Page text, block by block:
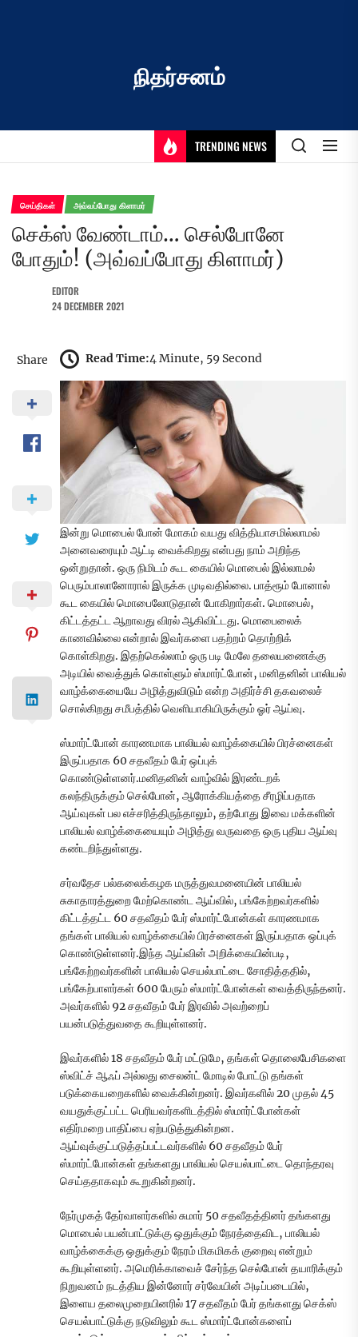
நிதர்சனம்
TRENDING NEWS
செய்திகள் அவ்வப்போது கிளாமர்
செக்ஸ் வேண்டாம்… செல்போனே
போதும்! (அவ்வப்போது கிளாமர்)
EDITOR
24 DECEMBER 2021
Share Read Time:4 Minute, 59 Second
இன்று மொபைல் போன் மோகம் வயது வித்தியாசமில்லாமல்
அனைவரையும் ஆட்டி வைக்கிறது என்பது நாம் அறிந்த
ஒன்றுதான். ஒரு நிமிடம் கூட கையில் மொபைல் இல்லாமல்
பெரும்பாலானோரால் இருக்க முடிவதில்லை. பாத்ரூம் போனால்
கூட கையில் மொபைலோடுதான் போகிறார்கள். மொபைல்,
கிட்டத்தட்ட ஆறாவது விரல் ஆகிவிட்டது. மொபைலைக்
காணவில்லை என்றால் இவர்களை பதற்றம் தொற்றிக்
கொள்கிறது. இதற்கெல்லாம் ஒரு படி மேலே தலையணைக்கு
அடியில் வைத்துக் கொள்ளும் ஸ்மார்ட்போன், மனிதனின் பாலியல்
வாழ்க்கையையே அழித்துவிடும் என்ற அதிர்ச்சி தகவலைச்
சொல்கிறது சமீபத்தில் வெளியாகியிருக்கும் ஓர் ஆய்வு.
ஸ்மார்ட்போன் காரணமாக பாலியல் வாழ்க்கையில் பிரச்னைகள்
இருப்பதாக 60 சதவீதம் பேர் ஒப்புக்
கொண்டுள்ளனர்.மனிதனின் வாழ்வில் இரண்டறக்
கலந்திருக்கும் செல்போன், ஆரோக்கியத்தை சீரழிப்பதாக
ஆய்வுகள் பல எச்சரித்திருந்தாலும், தற்போது இவை மக்களின்
பாலியல் வாழ்க்கையையும் அழித்து வருவதை ஒரு புதிய ஆய்வு
கண்டறிந்துள்ளது.
சர்வதேச பல்கலைக்கழக மருத்துவமனையின் பாலியல்
சுகாதாரத்துறை மேற்கொண்ட ஆய்வில், பங்கேற்றவர்களில்
கிட்டத்தட்ட 60 சதவீதம் பேர் ஸ்மார்ட்போன்கள் காரணமாக
தங்கள் பாலியல் வாழ்க்கையில் பிரச்னைகள் இருப்பதாக ஒப்புக்
கொண்டுள்ளனர்.இந்த ஆய்வின் அறிக்கையின்படி,
பங்கேற்றவர்களின் பாலியல் செயல்பாட்டை சோதித்ததில்,
பங்கேற்பாளர்கள் 600 பேரும் ஸ்மார்ட்போன்கள் வைத்திருந்தனர்.
அவர்களில் 92 சதவீதம் பேர் இரவில் அவற்றைப்
பயன்படுத்துவதை கூறியுள்ளனர்.
இவர்களில் 18 சதவீதம் பேர் மட்டுமே, தங்கள் தொலைபேசிகளை
ஸ்விட்ச் ஆஃப் அல்லது சைலன்ட் மோடில் போட்டு தங்கள்
படுக்கையறைகளில் வைக்கின்றனர். இவர்களில் 20 முதல் 45
வயதுக்குட்பட்ட பெரியவர்களிடத்தில் ஸ்மார்ட்போன்கள்
எதிர்மறை பாதிப்பை ஏற்படுத்துகின்றன.
ஆய்வுக்குட்படுத்தப்பட்டவர்களில் 60 சதவீதம் பேர்
ஸ்மார்ட்போன்கள் தங்களது பாலியல் செயல்பாட்டை தொந்தரவு
செய்ததாகவும் கூறுகின்றனர்.
நேர்முகத் தேர்வாளர்களில் சுமார் 50 சதவீதத்தினர் தங்களது
மொபைல் பயன்பாட்டுக்கு ஒதுக்கும் நேரத்தைவிட, பாலியல்
வாழ்க்கைக்கு ஒதுக்கும் நேரம் மிகமிகக் குறைவு என்றும்
கூறியுள்ளனர். அமெரிக்காவைச் சேர்ந்த செல்போன் தயாரிக்கும்
நிறுவனம் நடத்திய இன்னோர் சர்வேயின் அடிப்படையில்,
இளைய தலைமுறையினரில் 17 சதவீதம் பேர் தங்களது செக்ஸ்
செயல்பாட்டுக்கு நடுவிலும் கூட ஸ்மார்ட்போன்களைப்